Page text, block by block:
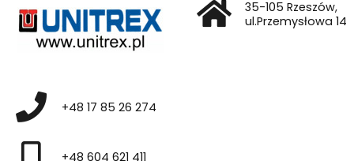
35-105 Rzeszów,
ul.Przemysłowa 14
+48 17 85 26 274
+48 604 621 411